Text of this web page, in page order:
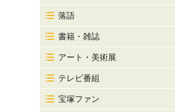
落語
書籍・雑誌
アート・美術展
テレビ番組
宝塚ファン